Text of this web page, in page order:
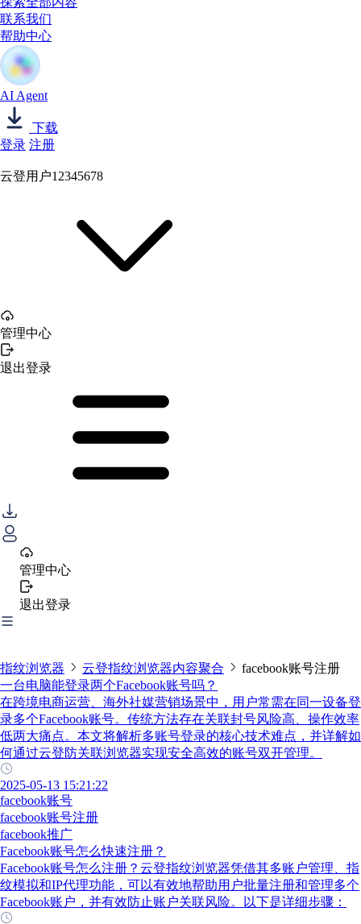
联系我们
帮助中心
AI Agent
下载
登录 注册
云登用户12345678
管理中心
退出登录
管理中心
退出登录
指纹浏览器 云登指纹浏览器内容聚合
facebook账号注册
一台电脑能登录两个Facebook账号吗？
在跨境电商运营、海外社媒营销场景中，用户常需在同一设备登
录多个Facebook账号。传统方法存在关联封号风险高、操作效率
低两大痛点。本文将解析多账号登录的核心技术难点，并详解如
何通过云登防关联浏览器实现安全高效的账号双开管理。
2025-05-13 15:21:22
facebook账号
facebook账号注册
facebook推广
Facebook账号怎么快速注册？
Facebook账号怎么注册？云登指纹浏览器凭借其多账户管理、指
纹模拟和IP代理功能，可以有效地帮助用户批量注册和管理多个
Facebook账户，并有效防止账户关联风险。以下是详细步骤：